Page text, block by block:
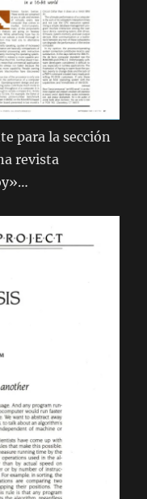
para la sección
revista